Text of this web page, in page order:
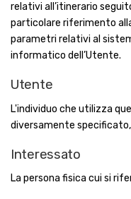
relativi all’itinerario
particolare riferimento
parametri relativi al
informatico dell’Utente.
Utente
L'individuo che utilizza
diversamente
Interessato
La persona fisica cui si